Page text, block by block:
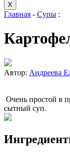
X
Главная - Супы :
Автор: Андреева
Очень простой в
сытный суп.